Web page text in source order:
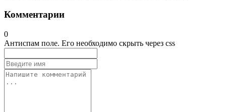
Комментарии
0
Антиспам поле. Его необходимо скрыть через css